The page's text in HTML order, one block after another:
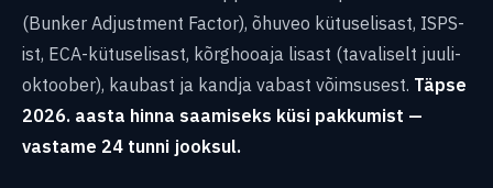
(Bunker Adjustment Factor), õhuveo kütuselisast, ISPS-
ist, ECA-kütuselisast, kõrghooaja lisast (tavaliselt juuli-
oktoober), kaubast ja kandja vabast võimsusest. Täpse
2026. aasta hinna saamiseks küsi pakkumist —
vastame 24 tunni jooksul.